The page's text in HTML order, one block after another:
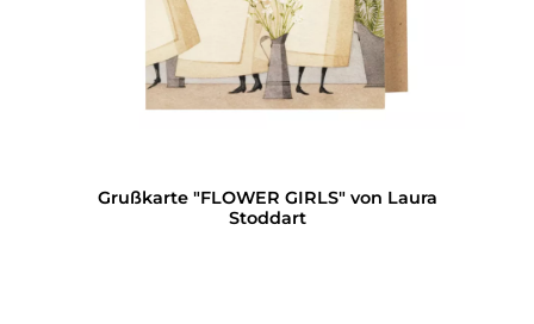
Grußkarte "FLOWER GIRLS" von Laura
Stoddart